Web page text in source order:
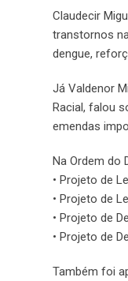
Claudecir
transtornos
dengue,
Já Valdenor
Racial, falou
emendas
Na Ordem do
• Projeto de
• Projeto de
• Projeto de
• Projeto de
Também foi